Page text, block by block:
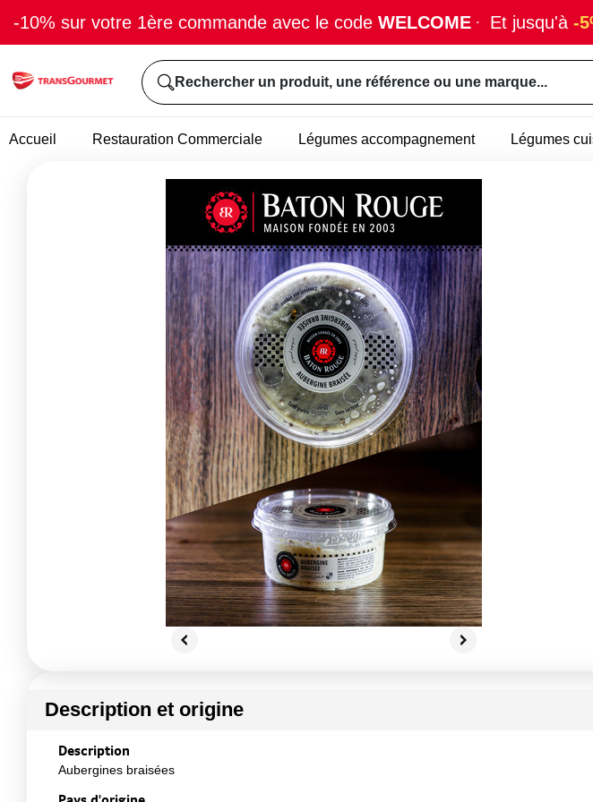
-10% sur votre 1ère commande avec le code WELCOME · Et jusqu'à -
Rechercher un produit, une référence ou une marque...
Accueil Restauration Commerciale Légumes accompagnement Légumes
Description et origine
Description
Aubergines braisées